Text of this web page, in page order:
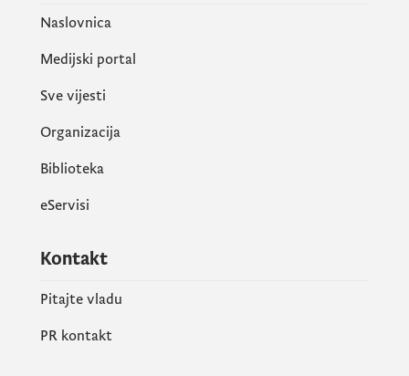
Naslovnica
Medijski portal
Sve vijesti
Organizacija
Biblioteka
eServisi
Kontakt
Pitajte vladu
PR kontakt